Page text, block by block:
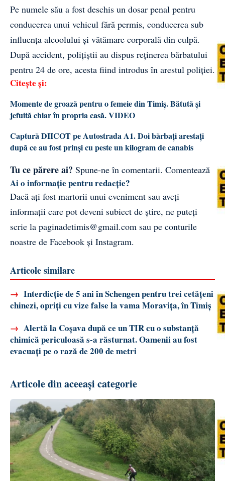
Pe numele său a fost deschis un dosar penal pentru
conducerea unui vehicul fără permis, conducerea sub
influența alcoolului și vătămare corporală din culpă.
După accident, polițiștii au dispus reținerea bărbatului
pentru 24 de ore, acesta fiind introdus în arestul poliției.
Citește și:
Momente de groază pentru o femeie din Timiș. Bătută și
jefuită chiar în propria casă. VIDEO
Captură DIICOT pe Autostrada A1. Doi bărbați arestați
după ce au fost prinși cu peste un kilogram de canabis
Tu ce părere ai? Spune-ne în comentarii. Comentează
Ai o informație pentru redacție?
Dacă ați fost martorii unui eveniment sau aveți
informații care pot deveni subiect de știre, ne puteți
scrie la paginadetimis@gmail.com sau pe conturile
noastre de Facebook și Instagram.
Articole similare
→ Interdicție de 5 ani în Schengen pentru trei cetățeni
chinezi, opriți cu vize false la vama Moravița, în Timiș
→ Alertă la Coșava după ce un TIR cu o substanță
chimică periculoasă s-a răsturnat. Oamenii au fost
evacuați pe o rază de 200 de metri
Articole din aceeași categorie